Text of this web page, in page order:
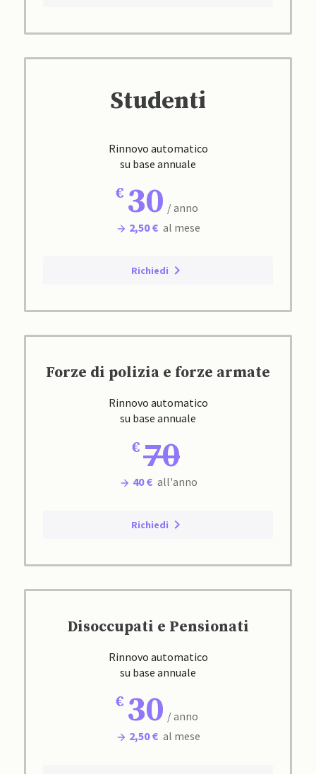
Studenti
Rinnovo automatico
su base annuale
30 / anno
2,50 € al mese
Richiedi
Forze di polizia e forze armate
Rinnovo automatico
su base annuale
70
40 € all'anno
Richiedi
Disoccupati e Pensionati
Rinnovo automatico
su base annuale
30 / anno
2,50 € al mese